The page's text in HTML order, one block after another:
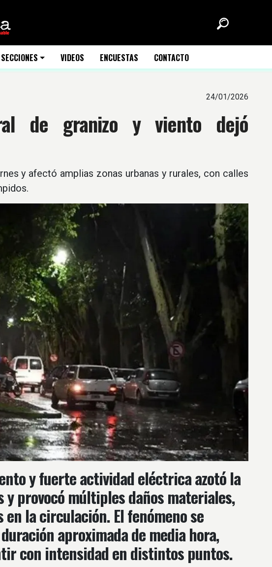
VIDEOS ENCUESTAS CONTACTO
24/01/2026
de granizo y viento dejó
y afectó amplias zonas urbanas y rurales, con calles
y fuerte actividad eléctrica azotó la
provocó múltiples daños materiales,
la circulación. El fenómeno se
aproximada de media hora,
con intensidad en distintos puntos.